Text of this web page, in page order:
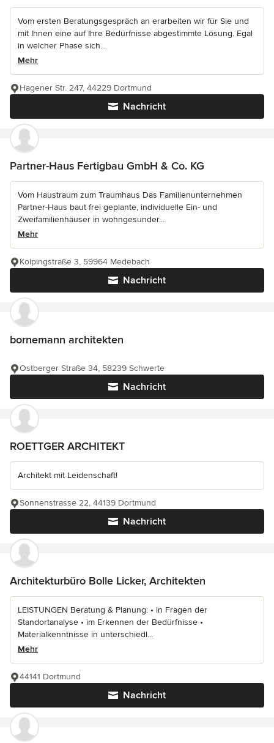
Vom ersten Beratungsgespräch an erarbeiten wir für Sie und
mit Ihnen eine auf Ihre Bedürfnisse abgestimmte Lösung. Egal
in welcher Phase sich...
Mehr
Nachricht
Hagener Str. 247, 44229 Dortmund
Partner-Haus Fertigbau GmbH & Co. KG
Vom Haustraum zum Traumhaus Das Familienunternehmen
Partner-Haus baut frei geplante, individuelle Ein- und
Zweifamilienhäuser in wohngesunder...
Mehr
Nachricht
Kolpingstraße 3, 59964 Medebach
bornemann architekten
Nachricht
Ostberger Straße 34, 58239 Schwerte
ROETTGER ARCHITEKT
Architekt mit Leidenschaft!
Nachricht
Sonnenstrasse 22, 44139 Dortmund
Architekturbüro Bolle Licker, Architekten
LEISTUNGEN Beratung & Planung: • in Fragen der
Standortanalyse • im Erkennen der Bedürfnisse •
Materialkenntnisse in unterschiedl...
Mehr
Nachricht
44141 Dortmund